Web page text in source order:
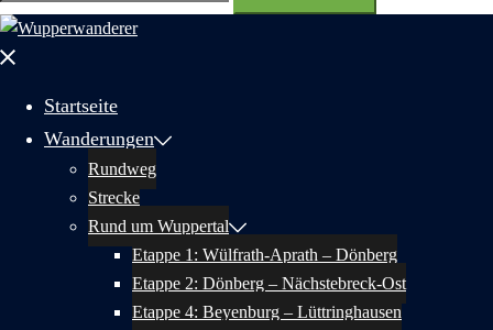
nach:
Menü
Startseite
Wanderungen
Rundweg
Strecke
Rund um Wuppertal
Etappe 1: Wülfrath-Aprath – Dönberg
Etappe 2: Dönberg – Nächstebreck-Ost
Etappe 4: Beyenburg – Lüttringhausen